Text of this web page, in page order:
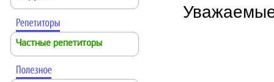
Частные репетиторы